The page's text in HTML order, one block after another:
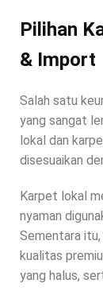
Pilihan
& Import
Salah satu
yang sangat
lokal dan
disesuaikan
Karpet lokal
nyaman
Sementara
kualitas
yang halus,